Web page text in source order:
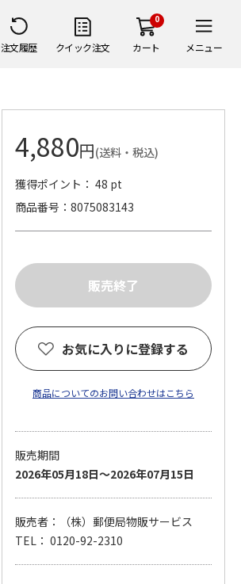
注文履歴 クイック注文
0
カート メニュー
4,880円(送料・税込)
獲得ポイント： 48 pt
商品番号
8075083143
お気に入りに登録する
商品についてのお問い合わせはこちら
販売期間
2026年05月18日～2026年07月15日
販売者：（株）郵便局物販サービス
TEL： 0120-92-2310